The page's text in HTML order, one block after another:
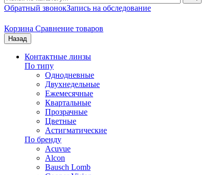
Обратный звонокЗапись на обследование
Корзина Сравнение товаров
Назад
Контактные линзы
По типу
Однодневные
Двухнедельные
Ежемесячные
Квартальные
Прозрачные
Цветные
Астигматические
По бренду
Acuvue
Alcon
Bausch Lomb